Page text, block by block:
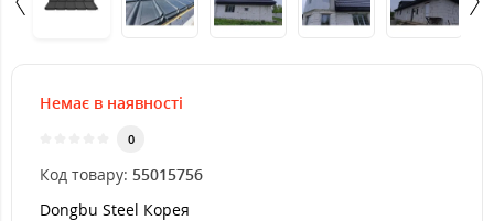
Немає в наявності
0
Код товару: 55015756
Dongbu Steel Корея